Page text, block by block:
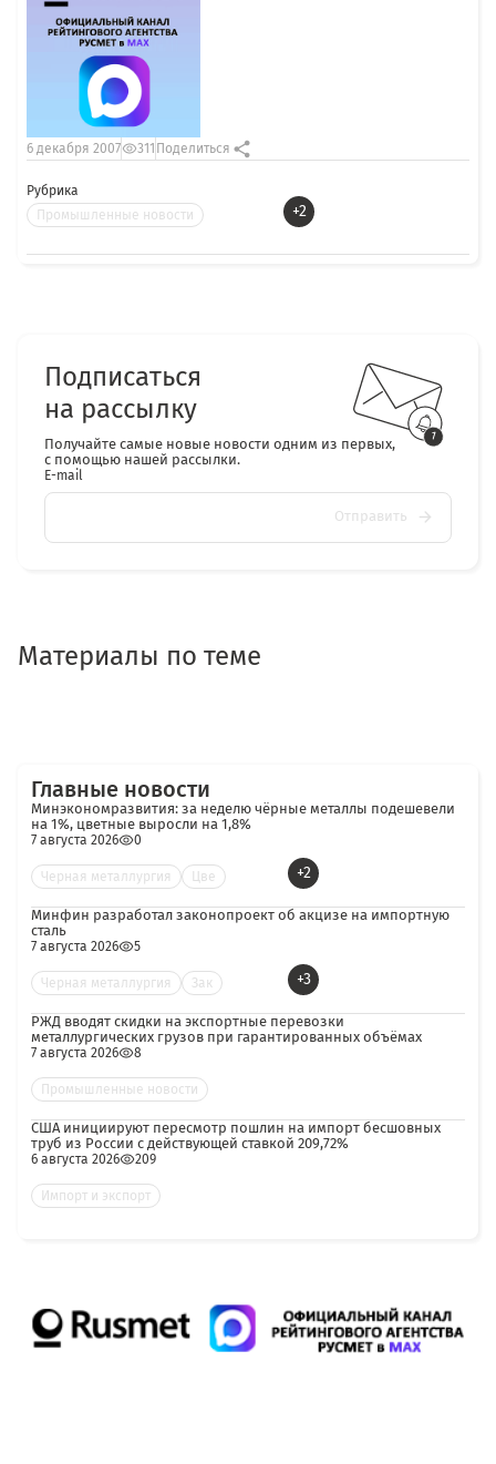
Рубрика
Промышленные новости
+2
6 декабря 2007 311 Поделиться
Подписаться
на рассылку
Получайте самые новые новости одним из первых,
с помощью нашей рассылки.
E-mail
Отправить
Материалы по теме
Главные новости
Минэкономразвития: за неделю чёрные металлы подешевели
на 1%, цветные выросли на 1,8%
7 августа 2026 0
Черная металлургия Цве +2
Минфин разработал законопроект об акцизе на импортную
сталь
7 августа 2026 5
Черная металлургия Зак +3
РЖД вводят скидки на экспортные перевозки
металлургических грузов при гарантированных объёмах
7 августа 2026 8
Промышленные новости
США инициируют пересмотр пошлин на импорт бесшовных
труб из России с действующей ставкой 209,72%
6 августа 2026 209
Импорт и экспорт